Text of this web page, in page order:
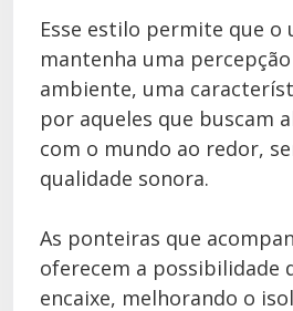
Esse estilo permite que o
mantenha uma
ambiente, uma
por aqueles que buscam
com o mundo ao redor,
qualidade sonora.
As ponteiras que
oferecem a possibilidade
encaixe, melhorando o